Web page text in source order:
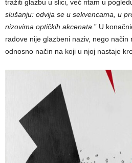
tražiti glazbu u slici, već ritam u
slušanju: odvija se u sekvencama, u
nizovima optičkih akcenata. ” U
radove nije glazbeni naziv, nego način
odnosno način na koji u njoj nastaje